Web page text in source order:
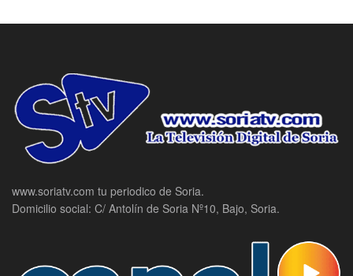
www.soriatv.com tu periodico de Soria.
Domicilio social: C/ Antolín de Soria Nº10, Bajo, Soria.